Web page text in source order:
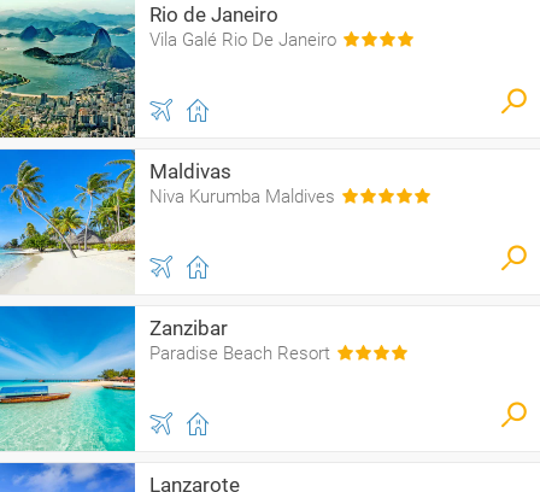
Rio de Janeiro
Vila Galé Rio De Janeiro
Maldivas
Niva Kurumba Maldives
Zanzibar
Paradise Beach Resort
Lanzarote